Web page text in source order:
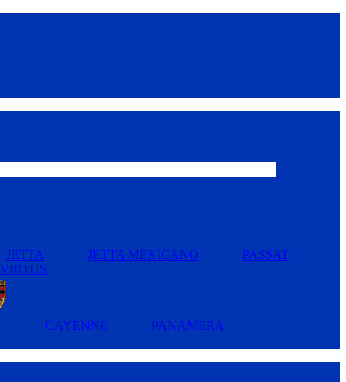
JETTA JETTA MEXICANO
PASSAT
VIRTUS
CAYENNE PANAMERA